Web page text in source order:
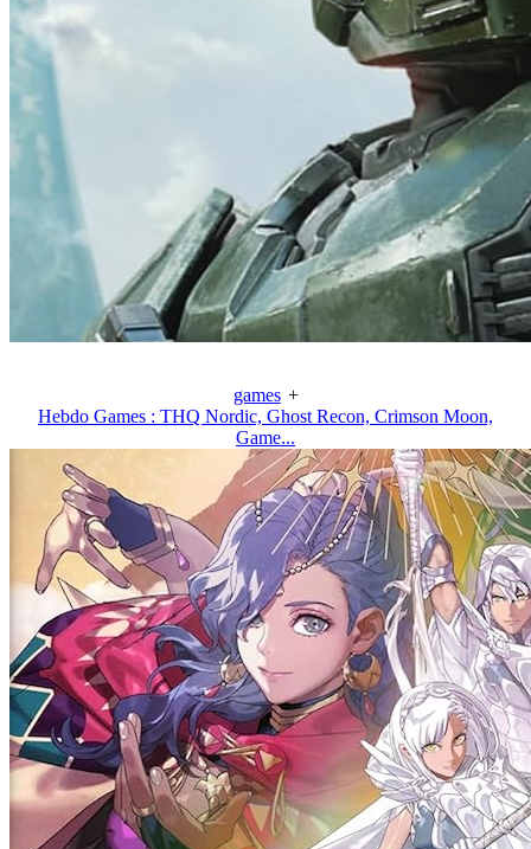
games +
Hebdo Games : THQ Nordic, Ghost Recon, Crimson Moon,
Game...